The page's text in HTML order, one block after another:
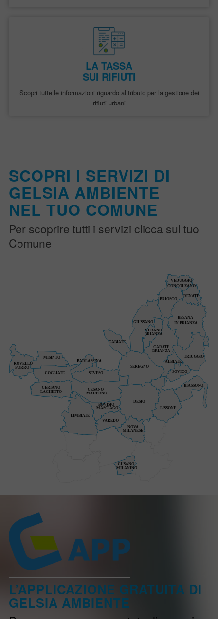
LA TASSA
SUI RIFIUTI
Scopri tutte le informazioni riguardo al tributo per la gestione dei
rifiuti urbani
SCOPRI I SERVIZI DI
GELSIA AMBIENTE
NEL TUO COMUNE
Per scoprire tutti i servizi clicca sul tuo
Comune
ROVELLO
PORRO
CERIANO
LAGHETTO
SEVESO
CESANO
MADERNO
BOVISIO
MASCIAGO
LIMBIATE
VAREDO
DESIO
SEREGNO
CABIATE
GIUSSANO
VERANO
BRIANZA
CARATE
BRIANZA
TRIUGGIO
ALBIATE
SOVICO
BIASSONO
LISSONE
BESANA
IN BRIANZA
BRIOSCO
RENATE
VEDUGGIO
CONCOLZANO
MISINTO
CUSANO
MILANINO
COGLIATE
BARLASSINA
MILANESE
NOVA
L’APPLICAZIONE GRATUITA DI
GELSIA AMBIENTE